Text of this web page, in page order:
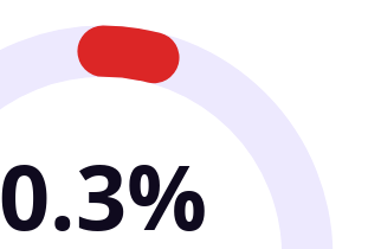
0.3%